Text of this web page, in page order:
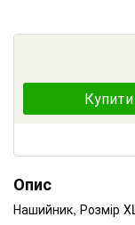
Купити
Опис
Нашийник, Розмір